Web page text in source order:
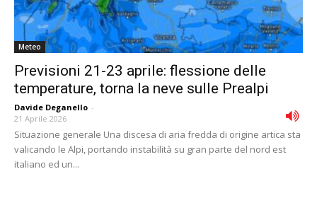
Meteo
Previsioni 21-23 aprile: flessione delle
temperature, torna la neve sulle Prealpi
Davide Deganello -
21 Aprile 2026
Situazione generale Una discesa di aria fredda di origine artica sta
valicando le Alpi, portando instabilità su gran parte del nord est
italiano ed un...